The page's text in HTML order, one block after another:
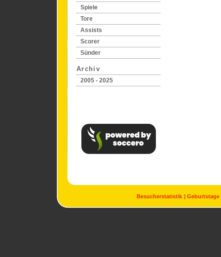
Spiele
Tore
Assists
Scorer
Sünder
Archiv
2005 - 2025
Besucherstatistik Geburtstage